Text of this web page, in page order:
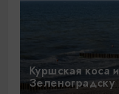
Куршская коса
Зеленоградску